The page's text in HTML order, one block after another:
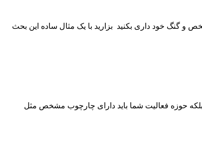
و گنگ خود داری بکنید بزارید با یک مثال ساده این بحث
بلکه حوزه فعالیت شما باید دارای چارچوب مشخص مثل